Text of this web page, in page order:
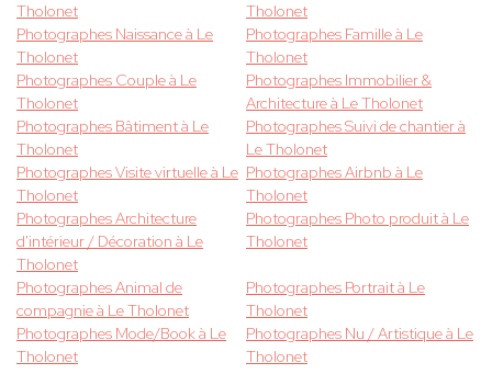
Tholonet
Tholonet
Photographes Naissance à Le
Tholonet
Photographes Famille à Le
Tholonet
Photographes Couple à Le
Tholonet
Photographes Immobilier &
Architecture à Le Tholonet
Photographes Bâtiment à Le
Tholonet
Photographes Suivi de chantier à
Le Tholonet
Photographes Visite virtuelle à Le
Tholonet
Photographes Airbnb à Le
Tholonet
Photographes Architecture
d'intérieur / Décoration à Le
Tholonet
Photographes Photo produit à Le
Tholonet
Photographes Animal de
compagnie à Le Tholonet
Photographes Portrait à Le
Tholonet
Photographes Mode/Book à Le
Tholonet
Photographes Nu / Artistique à Le
Tholonet